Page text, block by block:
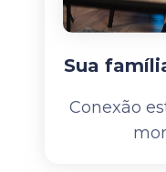
Sua
Conexão